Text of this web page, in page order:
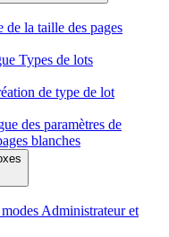
de la taille des pages
Types de lots
de type de lot
des paramètres de
blanches
Administrateur et